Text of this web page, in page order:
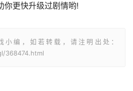
你更快升级过剧情哟!
小编，如若转载，请注明出处：
368474.html